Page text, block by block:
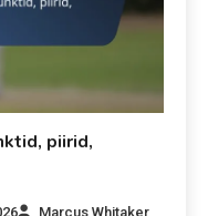
piirid,
Marcus Whitaker